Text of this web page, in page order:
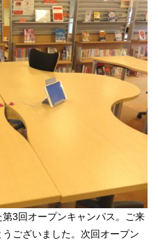
3回オープンキャンパス。ご来
ございました。次回オープン